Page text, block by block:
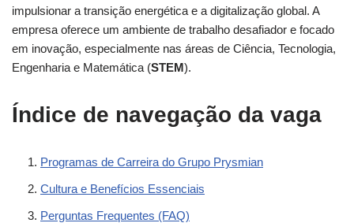
impulsionar a transição energética e a digitalização global. A
empresa oferece um ambiente de trabalho desafiador e focado
em inovação, especialmente nas áreas de Ciência, Tecnologia,
Engenharia e Matemática (STEM).
Índice de navegação da vaga
Programas de Carreira do Grupo Prysmian
Cultura e Benefícios Essenciais
Perguntas Frequentes (FAQ)